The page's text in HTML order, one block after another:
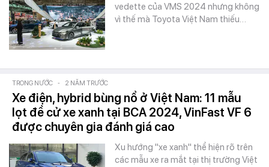
vedette của VMS 2024 nhưng không
vì thế mà Toyota Việt Nam thiếu…
TRONG NƯỚC - 2 NĂM TRƯỚC
Xe điện, hybrid bùng nổ ở Việt Nam: 11 mẫu
lọt đề cử xe xanh tại BCA 2024, VinFast VF 6
được chuyên gia đánh giá cao
Xu hướng "xe xanh" thể hiện rõ trên
các mẫu xe ra mắt tại thị trường Việt